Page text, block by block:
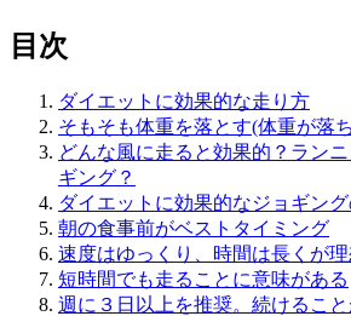
目次
ダイエットに効果的な走り方
そもそも体重を落とす(体重が落
どんな風に走ると効果的？ラン
ギング？
ダイエットに効果的なジョギン
朝の食事前がベストタイミング
速度はゆっくり、時間は長くが
短時間でも走ることに意味がある
週に３日以上を推奨。続けるこ